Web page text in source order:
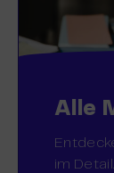
Alle
im Detail.